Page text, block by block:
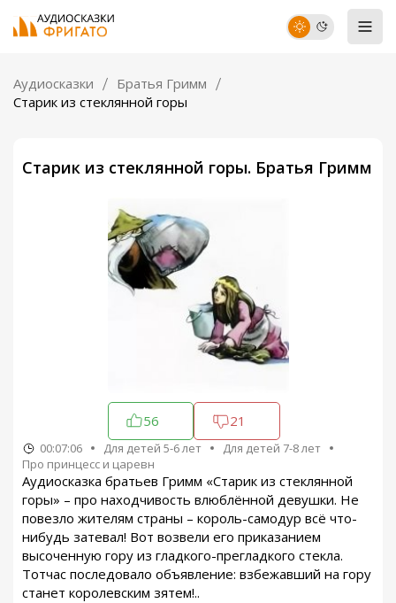
Аудиосказки
Братья Гримм
Старик из стеклянной горы
Старик из стеклянной горы. Братья Гримм
56 21
00:07:06 Для детей 5-6 лет
Для детей 7-8 лет
Про принцесс и царевн
Аудиосказка братьев Гримм «Старик из стеклянной
горы» – про находчивость влюблённой девушки. Не
повезло жителям страны – король-самодур всё что-
нибудь затевал! Вот возвели его приказанием
высоченную гору из гладкого-прегладкого стекла.
Тотчас последовало объявление: взбежавший на гору
станет королевским зятем!..